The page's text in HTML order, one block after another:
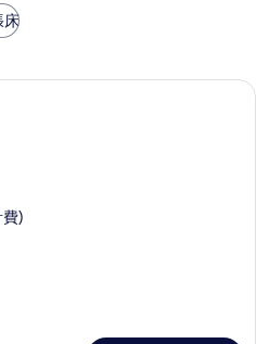
床
迷你吧、客房內保險箱、書桌、筆電
)